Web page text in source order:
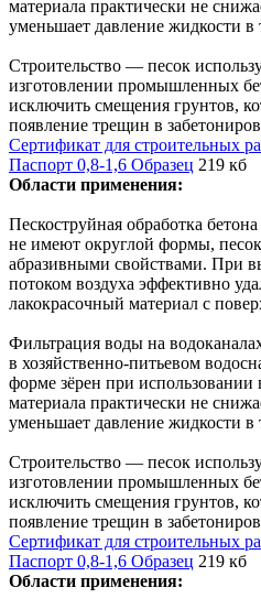
материала практически не
уменьшает давление жидкости в
Строительство — песок
изготовлении промышленных
исключить смещения грунтов,
появление трещин в
Сертификат для строительных
Паспорт 0,8-1,6 Образец 219 кб
Области применения:
Пескоструйная обработка
не имеют округлой формы,
абразивными свойствами. При
потоком воздуха эффективно
лакокрасочный материал с
Фильтрация воды на
в хозяйственно-питьевом
форме зёрен при использовании
материала практически не
уменьшает давление жидкости в
Строительство — песок
изготовлении промышленных
исключить смещения грунтов,
появление трещин в
Сертификат для строительных
Паспорт 0,8-1,6 Образец 219 кб
Области применения: